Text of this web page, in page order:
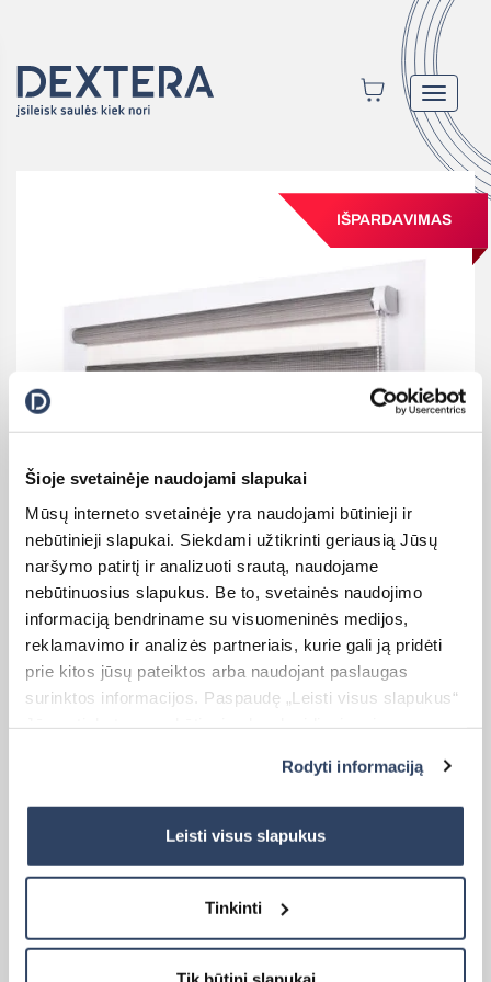
Šioje svetainėje naudojami slapukai
Mūsų interneto svetainėje yra naudojami būtinieji ir
nebūtinieji slapukai. Siekdami užtikrinti geriausią Jūsų
naršymo patirtį ir analizuoti srautą, naudojame
nebūtinuosius slapukus. Be to, svetainės naudojimo
informaciją bendriname su visuomeninės medijos,
reklamavimo ir analizės partneriais, kurie gali ją pridėti
prie kitos jūsų pateiktos arba naudojant paslaugas
surinktos informacijos. Paspaudę „Leisti visus slapukus“
paspauskite mygtuką „Rodyti informaciją“ šioje juostoje.
Daugiau informacijos rasite UAB „Dextera“ Slapukų
Rodyti informaciją
Leisti visus slapukus
Tinkinti
Toggle
IŠPARDAVIMAS
Kaina:31,00€
Original
price
was:
31,00 €.
19,99€
Current
price
is:
19,99 €.
Roletas I DIENA-NAKTIS
Plotis (W) – 60 cm